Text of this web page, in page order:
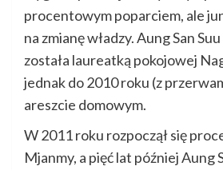
procentowym poparciem, ale
na zmianę władzy. Aung San
została laureatką pokojowej
jednak do 2010 roku (z
areszcie domowym.
W 2011 roku rozpoczął się
Mjanmy, a pięć lat później Aung